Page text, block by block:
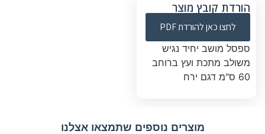
הורדת קובץ מוצר
לחצו כאן להורדת PDF
ספסל מושב יחיד נגיש
משולב מתכת ועץ ברוחב
60 ס"מ דגם ירח
מוצרים נוספים שתמצאו אצלנו